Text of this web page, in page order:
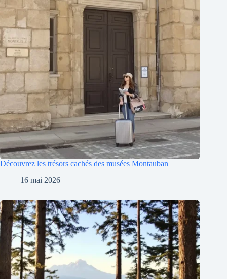
Découvrez les trésors cachés des musées Montauban
16 mai 2026